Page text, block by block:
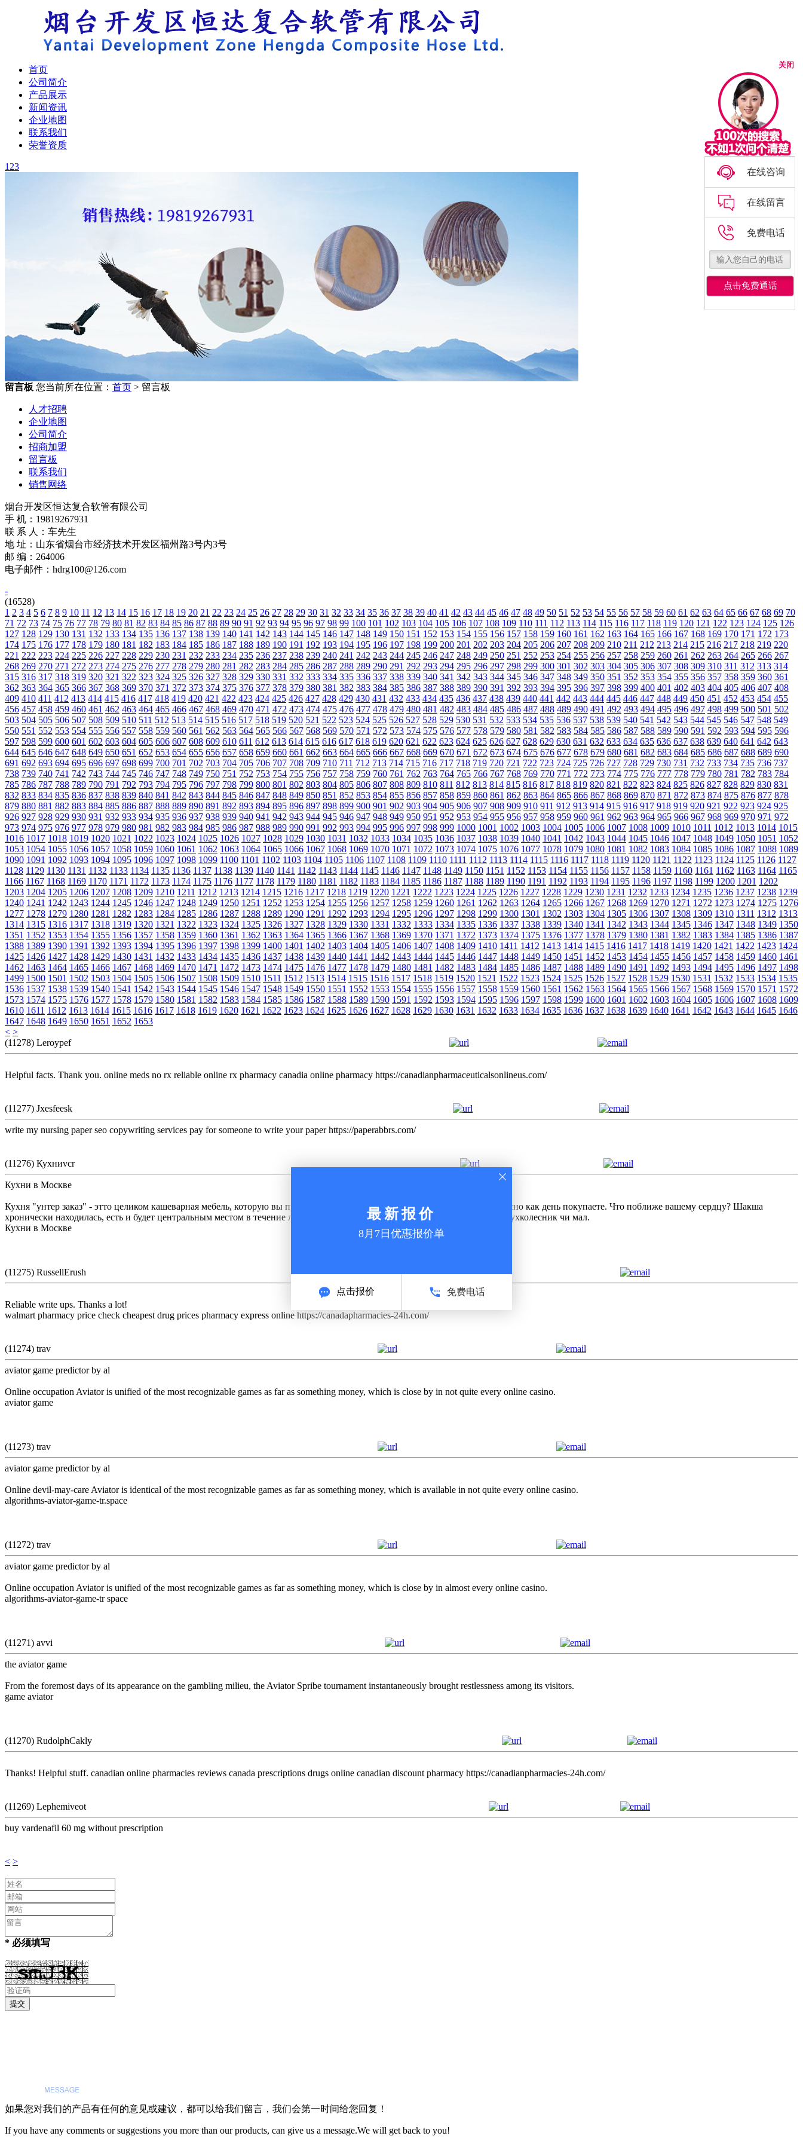
首页
公司简介
产品展示
新闻资讯
企业地图
联系我们
荣誉资质
1 23
留言板您当前所在位置： 首页 > 留言板
人才招聘
企业地图
公司简介
招商加盟
留言板
联系我们
销售网络
烟台开发区恒达复合软管有限公司
手 机：19819267931
联 系 人：车先生
地 址：山东省烟台市经济技术开发区福州路3号内3号
邮 编：264006
电子邮件：hdrg100@126.com
-
(16528)
1 2 3 4 5 6 7 8 9 10 11 12 13 14 15 16 17 18 19 20 21 22 23 24 25 26 27 28 29 30 31 32 33 34 35 36 37 38 39 40 41 42 43 44 45 46 47 48 49 50 51 52 53 54 55 56 57 58 59 60 61 62 63 64 65 66 67 68 69 70
71 72 73 74 75 76 77 78 79 80 81 82 83 84 85 86 87 88 89 90 91 92 93 94 95 96 97 98 99 100 101 102 103 104 105 106 107 108 109 110 111 112 113 114 115 116 117 118 119 120 121 122 123 124 125 126
127 128 129 130 131 132 133 134 135 136 137 138 139 140 141 142 143 144 145 146 147 148 149 150 151 152 153 154 155 156 157 158 159 160 161 162 163 164 165 166 167 168 169 170 171 172 173
174 175 176 177 178 179 180 181 182 183 184 185 186 187 188 189 190 191 192 193 194 195 196 197 198 199 200 201 202 203 204 205 206 207 208 209 210 211 212 213 214 215 216 217 218 219 220
221 222 223 224 225 226 227 228 229 230 231 232 233 234 235 236 237 238 239 240 241 242 243 244 245 246 247 248 249 250 251 252 253 254 255 256 257 258 259 260 261 262 263 264 265 266 267
268 269 270 271 272 273 274 275 276 277 278 279 280 281 282 283 284 285 286 287 288 289 290 291 292 293 294 295 296 297 298 299 300 301 302 303 304 305 306 307 308 309 310 311 312 313 314
315 316 317 318 319 320 321 322 323 324 325 326 327 328 329 330 331 332 333 334 335 336 337 338 339 340 341 342 343 344 345 346 347 348 349 350 351 352 353 354 355 356 357 358 359 360 361
362 363 364 365 366 367 368 369 370 371 372 373 374 375 376 377 378 379 380 381 382 383 384 385 386 387 388 389 390 391 392 393 394 395 396 397 398 399 400 401 402 403 404 405 406 407 408
409 410 411 412 413 414 415 416 417 418 419 420 421 422 423 424 425 426 427 428 429 430 431 432 433 434 435 436 437 438 439 440 441 442 443 444 445 446 447 448 449 450 451 452 453 454 455
456 457 458 459 460 461 462 463 464 465 466 467 468 469 470 471 472 473 474 475 476 477 478 479 480 481 482 483 484 485 486 487 488 489 490 491 492 493 494 495 496 497 498 499 500 501 502
503 504 505 506 507 508 509 510 511 512 513 514 515 516 517 518 519 520 521 522 523 524 525 526527 528 529 530 531 532 533 534 535 536 537 538 539 540 541 542 543 544 545 546 547 548 549
550 551 552 553 554 555 556 557 558 559 560 561 562 563 564 565 566 567 568 569 570 571 572 573 574 575 576 577 578 579 580 581 582 583 584 585 586 587 588 589 590 591 592 593 594 595 596
597 598 599 600 601 602 603 604 605 606 607 608 609 610 611 612 613 614 615 616 617 618 619 620 621 622 623 624 625 626 627 628 629 630 631 632 633 634 635 636 637 638 639 640 641 642 643
644 645 646 647 648 649 650 651 652 653 654 655 656 657 658 659 660 661 662 663 664 665 666 667 668 669 670 671 672 673 674 675 676 677 678 679 680 681 682 683 684 685 686 687 688 689 690
691 692 693 694 695 696 697 698 699 700 701 702 703 704 705 706 707 708 709 710 711 712 713 714 715 716 717 718 719 720 721 722 723 724 725 726 727 728 729 730 731 732 733 734 735 736 737
738 739 740 741 742 743 744 745 746 747 748 749 750 751 752 753 754 755 756 757 758 759 760 761 762 763 764 765 766 767 768 769 770 771 772 773 774 775 776 777 778 779 780 781 782 783 784
785 786 787 788 789 790 791 792 793 794 795 796 797 798 799 800 801 802 803 804 805 806 807 808 809 810 811 812 813 814 815 816 817 818 819 820 821 822 823 824 825 826 827 828 829 830 831
832 833 834 835 836 837 838 839 840 841 842 843 844 845 846 847 848 849 850 851 852 853 854 855 856 857 858 859 860 861 862 863 864 865 866 867 868 869 870 871 872 873 874 875 876 877 878
879 880 881 882 883 884 885 886 887 888 889 890 891 892 893 894 895 896 897 898 899 900 901 902 903 904 905 906 907 908 909 910 911 912 913 914 915 916 917 918 919 920 921 922 923 924 925
926 927 928 929 930 931 932 933 934 935 936 937 938 939 940 941 942 943 944 945 946 947 948 949 950 951 952 953 954 955 956 957 958 959 960 961 962 963 964 965 966 967 968 969 970 971 972
973 974 975 976 977 978 979 980 981 982 983 984 985 986 987 988 989 990 991 992 993 994 995 996 997 998 999 1000 1001 1002 1003 1004 1005 1006 1007 1008 1009 1010 1011 1012 1013 1014 1015
1016 1017 1018 1019 1020 1021 1022 1023 1024 1025 1026 1027 1028 1029 1030 1031 1032 1033 1034 1035 1036 1037 1038 1039 1040 1041 1042 1043 1044 1045 1046 1047 1048 1049 1050 1051 1052
1053 1054 1055 1056 1057 1058 1059 1060 1061 1062 1063 1064 1065 1066 1067 1068 1069 1070 1071 1072 1073 1074 1075 1076 1077 1078 1079 1080 1081 1082 1083 1084 1085 1086 1087 1088 1089
1090 1091 1092 1093 1094 1095 1096 1097 1098 1099 1100 1101 1102 1103 1104 1105 1106 1107 1108 1109 1110 1111 1112 1113 1114 1115 1116 1117 1118 1119 1120 1121 1122 1123 1124 1125 1126 1127
1128 1129 1130 1131 1132 1133 1134 1135 1136 1137 1138 1139 1140 1141 1142 1143 1144 1145 1146 1147 1148 1149 1150 1151 1152 1153 1154 1155 1156 1157 1158 1159 1160 1161 1162 1163 1164 1165
1166 1167 1168 1169 1170 1171 1172 1173 1174 1175 1176 1177 1178 1179 1180 1181 1182 1183 1184 1185 1186 1187 1188 1189 1190 1191 1192 1193 1194 1195 1196 1197 1198 1199 1200 1201 1202
1203 1204 1205 1206 1207 1208 1209 1210 1211 1212 1213 1214 1215 1216 1217 1218 1219 1220 1221 1222 1223 1224 1225 1226 1227 1228 1229 1230 1231 1232 1233 1234 1235 1236 1237 1238 1239
1240 1241 1242 1243 1244 1245 1246 1247 1248 1249 1250 1251 1252 1253 1254 1255 1256 1257 1258 1259 1260 1261 1262 1263 1264 1265 1266 1267 1268 1269 1270 1271 1272 1273 1274 1275 1276
1277 1278 1279 1280 1281 1282 1283 1284 1285 1286 1287 1288 1289 1290 1291 1292 1293 1294 1295 1296 1297 1298 1299 1300 1301 1302 1303 1304 1305 1306 1307 1308 1309 1310 1311 1312 1313
1314 1315 1316 1317 1318 1319 1320 1321 1322 1323 1324 1325 1326 1327 1328 1329 1330 1331 1332 1333 1334 1335 1336 1337 1338 1339 1340 1341 1342 1343 1344 1345 1346 1347 1348 1349 1350
1351 1352 1353 1354 1355 1356 1357 1358 1359 1360 1361 1362 1363 1364 1365 1366 1367 1368 1369 1370 1371 1372 1373 1374 1375 1376 1377 1378 1379 1380 1381 1382 1383 1384 1385 1386 1387
1388 1389 1390 1391 1392 1393 1394 1395 1396 1397 1398 1399 1400 1401 1402 1403 1404 1405 1406 1407 1408 1409 1410 1411 1412 1413 1414 1415 1416 1417 1418 1419 1420 1421 1422 1423 1424
1425 1426 1427 1428 1429 1430 1431 1432 1433 1434 1435 1436 1437 1438 1439 1440 1441 1442 1443 1444 1445 1446 1447 1448 1449 1450 1451 1452 1453 1454 1455 1456 1457 1458 1459 1460 1461
1462 1463 1464 1465 1466 1467 1468 1469 1470 1471 1472 1473 1474 1475 1476 1477 1478 1479 1480 1481 1482 1483 1484 1485 1486 1487 1488 1489 1490 1491 1492 1493 1494 1495 1496 1497 1498
1499 1500 1501 1502 1503 1504 1505 1506 1507 1508 1509 1510 1511 1512 1513 1514 1515 1516 1517 1518 1519 1520 1521 1522 1523 1524 1525 1526 1527 1528 1529 1530 1531 1532 1533 1534 1535
1536 1537 1538 1539 1540 1541 1542 1543 1544 1545 1546 1547 1548 1549 1550 1551 1552 1553 1554 1555 1556 1557 1558 1559 1560 1561 1562 1563 1564 1565 1566 1567 1568 1569 1570 1571 1572
1573 1574 1575 1576 1577 1578 1579 1580 1581 1582 1583 1584 1585 1586 1587 1588 1589 1590 1591 1592 1593 1594 1595 1596 1597 1598 1599 1600 1601 1602 1603 1604 1605 1606 1607 1608 1609
1610 1611 1612 1613 1614 1615 1616 1617 1618 1619 1620 1621 1622 1623 1624 1625 1626 1627 1628 1629 1630 1631 1632 1633 1634 1635 1636 1637 1638 1639 1640 1641 1642 1643 1644 1645 1646
1647 1648 1649 1650 1651 1652 1653
< >
(11278) Leroypef
Helpful facts. Thank you. online meds no rx reliable online rx pharmacy canadia online pharmacy https://canadianpharmaceuticalsonlineus.com/
(11277) Jxesfeesk
write my nursing paper seo copywriting services pay for someone to write your paper https://paperabbrs.com/
(11276) Кухниvcr
Кухни в Москве
Кухня "унтер заказ" - этто целиком кашеварная мебель, которую вы проектируете сами. Готовая кухня, что ваша милость ясно как день покупаете. Что поближе вашему сердцу? Шакша
хронически находилась, есть и будет центральным местом в течение любом берлоге, случайно через того, сколько спирт двухколесник чи мал.
Кухни в Москве
(11275) RussellErush
Reliable write ups. Thanks a lot!
walmart pharmacy price check cheapest drug prices pharmacy express online https://canadapharmacies-24h.com/
(11274) trav
aviator game predictor by al
Online occupation Aviator is unified of the most recognizable games as far as something money, which is close by in not quite every online casino.
aviator game
(11273) trav
aviator game predictor by al
Online devil-may-care Aviator is identical of the most recognizable games as far as something money, which is available in not quite every online casino.
algorithms-aviator-game-tr.space
(11272) trav
aviator game predictor by al
Online occupation Aviator is unified of the most recognizable games as far as something money, which is close by in almost every online casino.
algorithms-aviator-game-tr space
(11271) avvi
the aviator game
From the foremost days of its appearance on the gambling milieu, the Aviator Spribe tournament instantaneously brought restlessness among its visitors.
game aviator
(11270) RudolphCakly
Thanks! Helpful stuff. canadian online pharmacies reviews canada prescriptions drugs online canadian discount pharmacy https://canadianpharmacies-24h.com/
(11269) Lephemiveot
buy vardenafil 60 mg without prescription
< >
* 必须填写
如果您对我们的产品有任何的意见或建议，都可以给我们留言，我们会第一时间给您回复！
If you have any comments or suggestions you more than our products, can give us a message.We will get back to you!